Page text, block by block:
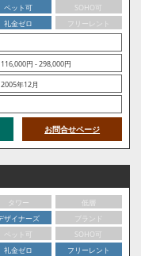
ペット可
SOHO可
礼金ゼロ
フリーレント
116,000円 - 298,000円
2005年12月
お問合せページ
タワー
低層
ザイナーズ
ブランド
ペット可
SOHO可
礼金ゼロ
フリーレント